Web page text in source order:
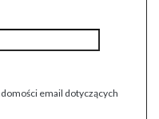
email dotyczących